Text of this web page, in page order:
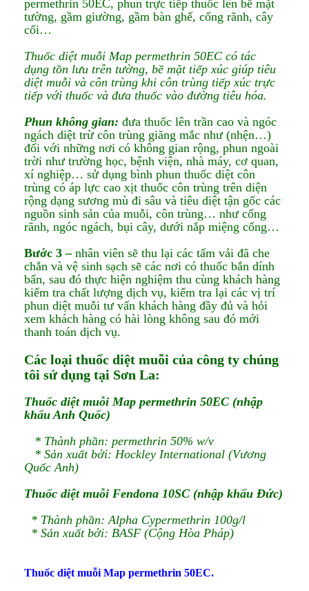
permethrin 50EC, phun trực tiếp thuốc lên bề mặt
tường, gầm giường, gầm bàn ghế, cống rãnh, cây
cối…
Thuốc diệt muỗi Map permethrin 50EC có tác
dụng tồn lưu trên tường, bề mặt tiếp xúc giúp tiêu
diệt muỗi và côn trùng khi côn trùng tiếp xúc trực
tiếp với thuốc và đưa thuốc vào đường tiêu hóa.
Phun không gian: đưa thuốc lên trần cao và ngóc
ngách diệt trừ côn trùng giăng mắc như (nhện…)
đối với những nơi có không gian rộng, phun ngoài
trời như trường học, bệnh viện, nhà máy, cơ quan,
xí nghiệp… sử dụng bình phun thuốc diệt côn
trùng có áp lực cao xịt thuốc côn trùng trên diện
rộng dạng sương mù đi sâu và tiêu diệt tận gốc các
nguồn sinh sản của muỗi, côn trùng… như cống
rãnh, ngóc ngách, bụi cây, dưới nắp miệng cống…
Bước 3 –nhân viên sẽ thu lại các tấm vải đã che
chắn và vệ sinh sạch sẽ các nơi có thuốc bắn dính
bẩn, sau đó thực hiện nghiệm thu cùng khách hàng
kiểm tra chất lượng dịch vụ, kiểm tra lại các vị trí
phun diệt muỗi tư vấn khách hàng đầy đủ và hỏi
xem khách hàng có hài lòng không sau đó mới
thanh toán dịch vụ.
Các loại thuốc diệt muỗi của công ty chúng
tôi sử dụng tại Sơn La:
Thuốc diệt muỗi Map permethrin 50EC (nhập
khẩu Anh Quốc)
* Thành phần: permethrin 50% w/v
* Sản xuất bởi: Hockley International (Vương
Quốc Anh)
Thuốc diệt muỗi Fendona 10SC (nhập khẩu Đức)
* Thành phần: Alpha Cypermethrin 100g/l
* Sản xuất bởi: BASF (Cộng Hòa Pháp)
Thuốc diệt muỗi Map permethrin 50EC.